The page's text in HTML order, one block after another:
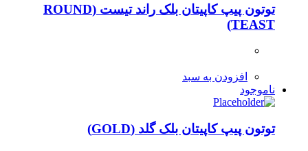
توتون پیپ کاپیتان بلک راند تیست (ROUND
TEAST)
افزودن به سبد
ناموجود
توتون پیپ کاپیتان بلک گلد (GOLD)